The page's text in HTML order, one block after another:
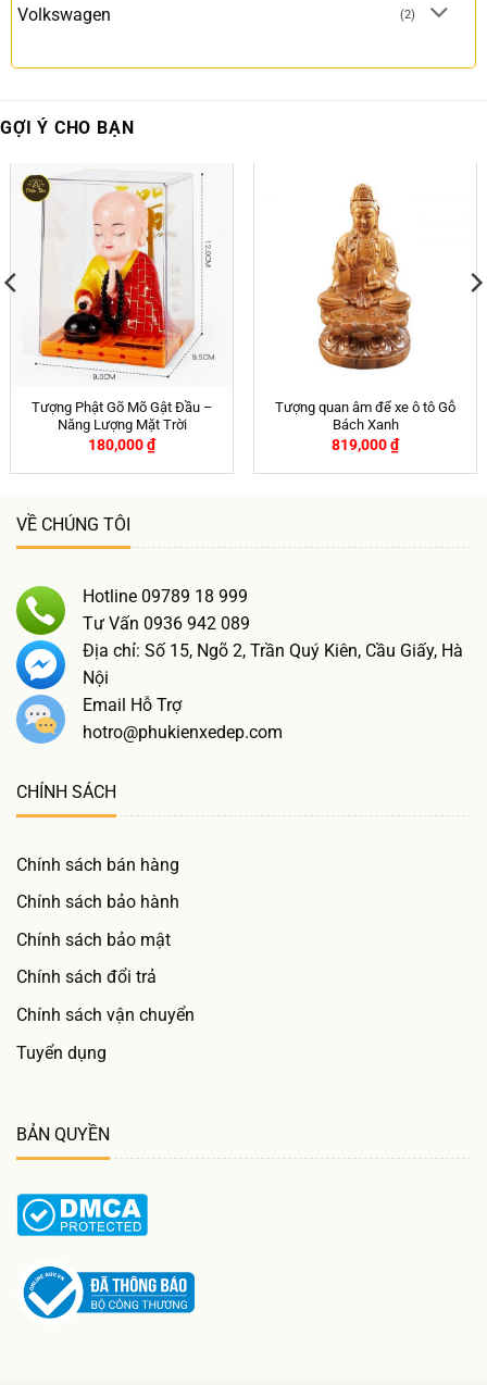
Volkswagen (2)
GỢI Ý CHO BẠN
Tượng Phật Gõ Mõ Gật Đầu –
Năng Lượng Mặt Trời
180,000₫
Tượng quan âm để xe ô tô Gỗ
Bách Xanh
819,000₫
VỀ CHÚNG TÔI
Hotline 09789 18 999
Tư Vấn 0936 942 089
Địa chỉ: Số 15, Ngõ 2, Trần Quý Kiên, Cầu Giấy, Hà
Nội
Email Hỗ Trợ
hotro@phukienxedep.com
CHÍNH SÁCH
Chính sách bán hàng
Chính sách bảo hành
Chính sách bảo mật
Chính sách đổi trả
Chính sách vận chuyển
Tuyển dụng
BẢN QUYỀN